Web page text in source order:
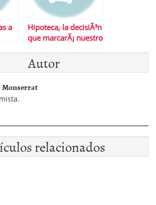
a
Hipoteca, la decisiÃ³n
que marcarÃ¡ nuestro
Autor
Monserrat
relacionados